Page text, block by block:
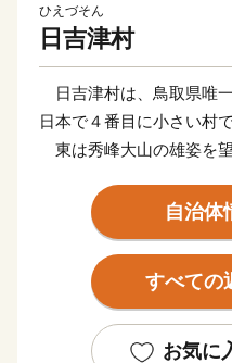
ひえづそん
日吉津村
日吉津村は、鳥取県唯
日本で４番目に小さい村で
東は秀峰大山の雄姿を
なところです。
日吉津村のシンボルとい
月にチューリップマラソ
選手を招待して一層の盛
吉津村に立地する王子製
自治体
すべての
お気に